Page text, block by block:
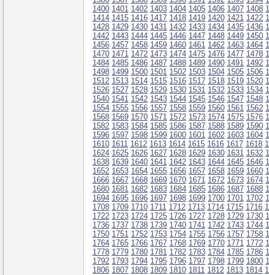
1400 1401 1402 1403 1404 1405 1406 1407 1408
1414 1415 1416 1417 1418 1419 1420 1421 1422
1428 1429 1430 1431 1432 1433 1434 1435 1436
1442 1443 1444 1445 1446 1447 1448 1449 1450
1456 1457 1458 1459 1460 1461 1462 1463 1464
1470 1471 1472 1473 1474 1475 1476 1477 1478
1484 1485 1486 1487 1488 1489 1490 1491 1492
1498 1499 1500 1501 1502 1503 1504 1505 1506
1512 1513 1514 1515 1516 1517 1518 1519 1520
1526 1527 1528 1529 1530 1531 1532 1533 1534
1540 1541 1542 1543 1544 1545 1546 1547 1548
1554 1555 1556 1557 1558 1559 1560 1561 1562
1568 1569 1570 1571 1572 1573 1574 1575 1576
1582 1583 1584 1585 1586 1587 1588 1589 1590
1596 1597 1598 1599 1600 1601 1602 1603 1604
1610 1611 1612 1613 1614 1615 1616 1617 1618
1624 1625 1626 1627 1628 1629 1630 1631 1632
1638 1639 1640 1641 1642 1643 1644 1645 1646
1652 1653 1654 1655 1656 1657 1658 1659 1660
1666 1667 1668 1669 1670 1671 1672 1673 1674
1680 1681 1682 1683 1684 1685 1686 1687 1688
1694 1695 1696 1697 1698 1699 1700 1701 1702
1708 1709 1710 1711 1712 1713 1714 1715 1716
1722 1723 1724 1725 1726 1727 1728 1729 1730
1736 1737 1738 1739 1740 1741 1742 1743 1744
1750 1751 1752 1753 1754 1755 1756 1757 1758
1764 1765 1766 1767 1768 1769 1770 1771 1772
1778 1779 1780 1781 1782 1783 1784 1785 1786
1792 1793 1794 1795 1796 1797 1798 1799 1800
1806 1807 1808 1809 1810 1811 1812 1813 1814